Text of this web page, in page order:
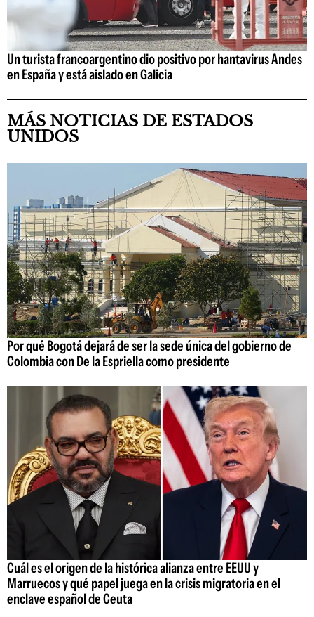
Un turista francoargentino dio positivo por hantavirus Andes
en España y está aislado en Galicia
MÁS NOTICIAS DE ESTADOS
UNIDOS
Por qué Bogotá dejará de ser la sede única del gobierno de
Colombia con De la Espriella como presidente
Cuál es el origen de la histórica alianza entre EEUU y
Marruecos y qué papel juega en la crisis migratoria en el
enclave español de Ceuta